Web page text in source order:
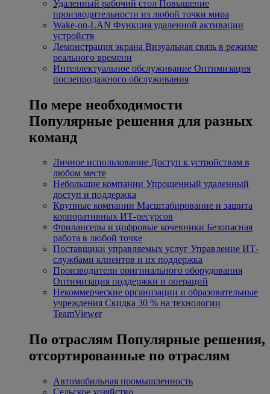
Удаленный рабочий стол Повышение
производительности из любой точки мира
Wake-on-LAN Функция удаленной активации
устройств
Демонстрация экрана Визуальная связь в режиме
реального времени
Интеллектуальное обслуживание Оптимизация
послепродажного обслуживания
По мере необходимости
Популярные решения для разных
команд
Личное использование Доступ к устройствам в
любом месте
Небольшие компании Упрощенный удаленный
доступ и поддержка
Крупные компании Масштабирование и защита
корпоративных ИТ-ресурсов
Фрилансеры и цифровые кочевники Безопасная
работа в любой точке
Поставщики управляемых услуг Управление ИТ-
службами клиентов и их поддержка
Производители оригинального оборудования
Оптимизация поддержки и операций
Некоммерческие организации и образовательные
учреждения Скидка 30 % на технологии
TeamViewer
По отраслям Популярные решения,
отсортированные по отраслям
Автомобильная промышленность